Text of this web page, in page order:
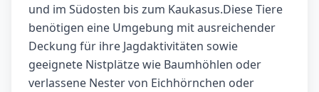
und im Südosten bis zum Kaukasus.Diese Tiere
benötigen eine Umgebung mit ausreichender
Deckung für ihre Jagdaktivitäten sowie
geeignete Nistplätze wie Baumhöhlen oder
verlassene Nester von Eichhörnchen oder